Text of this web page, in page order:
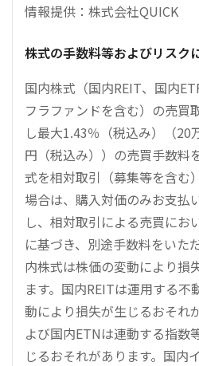
情報提供：株式会社QUICK
株式の手数料等およびリスク
国内株式（国内REIT、国内
フラファンドを含む）の売買
し最大1.43％（税込み）（20
円（税込み））の売買手数料
式を相対取引（募集等を含む
場合は、購入対価のみお支払
し、相対取引による売買にお
に基づき、別途手数料をいた
内株式は株価の変動により損
ます。国内REITは運用する
動により損失が生じるおそれ
よび国内ETNは連動する指数
じるおそれがあります。国内